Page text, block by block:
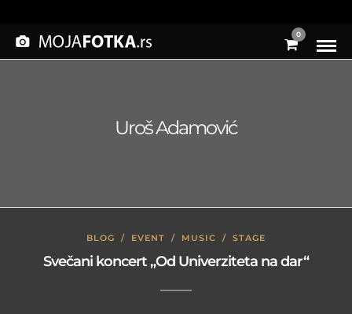
0
Uroš Adamović
BLOG / EVENT / MUSIC / STAGE
Svečani koncert „Od Univerziteta na dar“